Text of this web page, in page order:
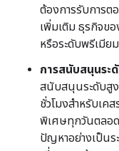
ต้องการรับการ
เพิ่มเติม ธุรกิจข
หรือระดับพรีเมีย
การสนับสนุนระ
สนับสนุนระดับสูง
ชั่วโมงสำหรับเค
พิเศษทุกวันตลอ
ปัญหาอย่างเป็นร